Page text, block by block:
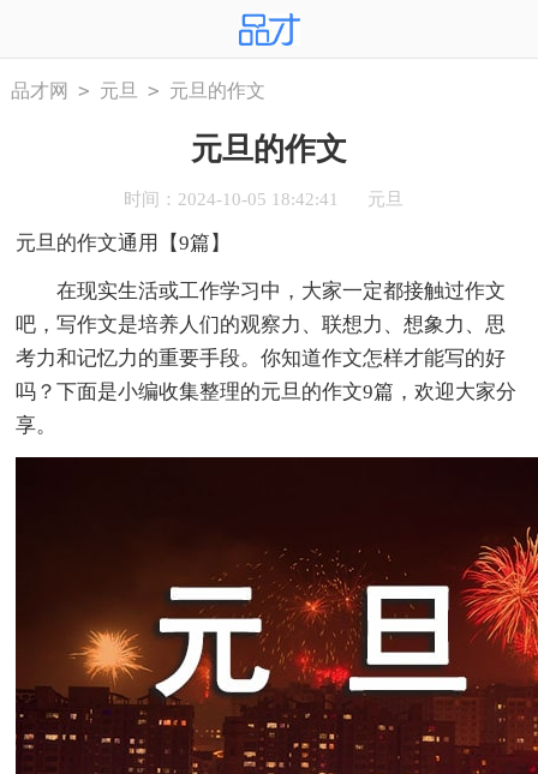
品才网 > 元旦 > 元旦的作文
元旦的作文
时间：2024-10-05 18:42:41 元旦
元旦的作文通用【9篇】
在现实生活或工作学习中，大家一定都接触过作文
吧，写作文是培养人们的观察力、联想力、想象力、思
考力和记忆力的重要手段。你知道作文怎样才能写的好
吗？下面是小编收集整理的元旦的作文9篇，欢迎大家分
享。